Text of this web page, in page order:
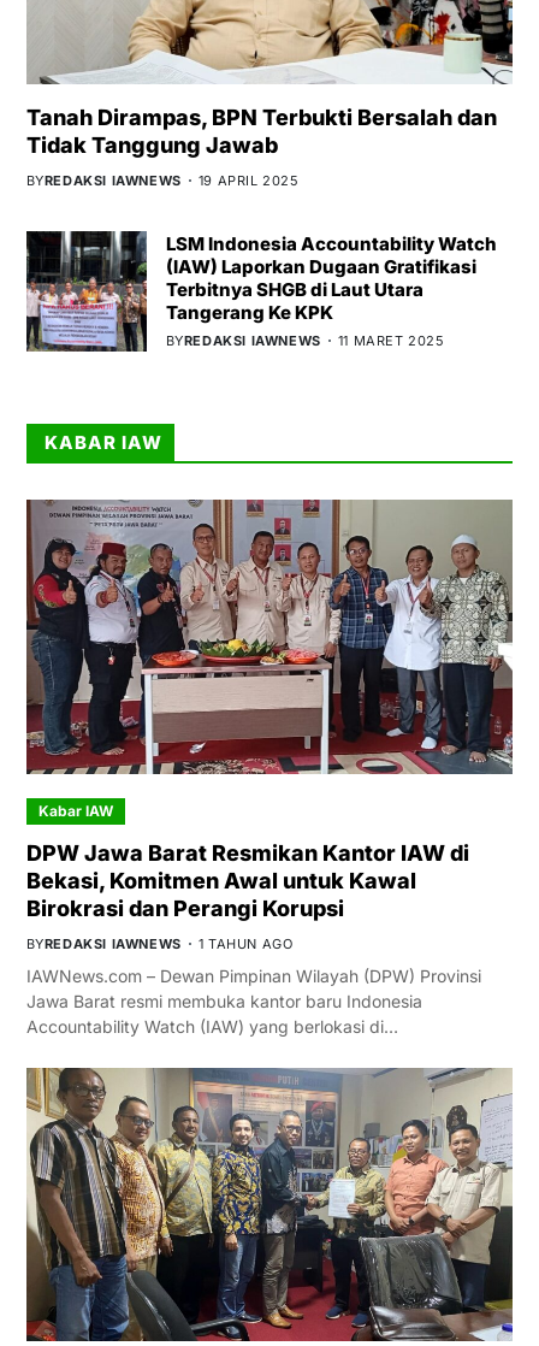
Tanah Dirampas, BPN Terbukti Bersalah dan
Tidak Tanggung Jawab
BYREDAKSI IAWNEWS 19 APRIL 2025
LSM Indonesia Accountability Watch
(IAW) Laporkan Dugaan Gratifikasi
Terbitnya SHGB di Laut Utara
Tangerang Ke KPK
BYREDAKSI IAWNEWS 11 MARET 2025
KABAR IAW
Kabar IAW
DPW Jawa Barat Resmikan Kantor IAW di
Bekasi, Komitmen Awal untuk Kawal
Birokrasi dan Perangi Korupsi
BYREDAKSI IAWNEWS 1 TAHUN AGO
IAWNews.com – Dewan Pimpinan Wilayah (DPW) Provinsi
Jawa Barat resmi membuka kantor baru Indonesia
Accountability Watch (IAW) yang berlokasi di…